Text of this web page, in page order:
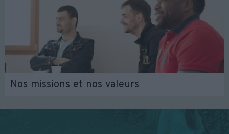
Nos missions et nos valeurs